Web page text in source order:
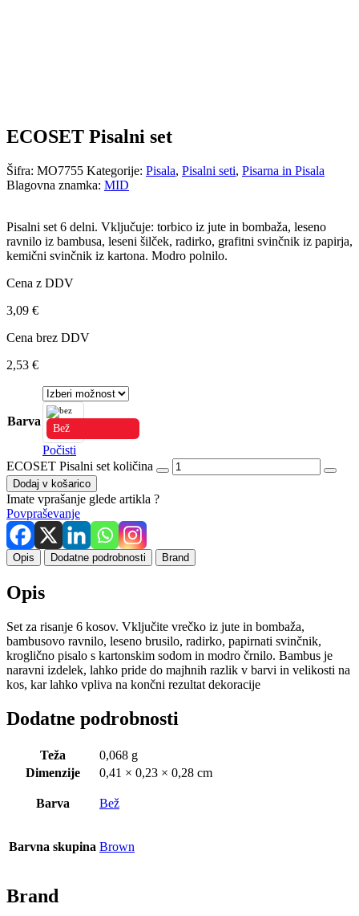
ECOSET Pisalni set
Šifra: MO7755 Kategorije: Pisala, Pisalni seti, Pisarna in Pisala
Blagovna znamka: MID
Pisalni set 6 delni. Vključuje: torbico iz jute in bombaža, leseno
ravnilo iz bambusa, leseni šilček, radirko, grafitni svinčnik iz papirja,
kemični svinčnik iz kartona. Modro polnilo.
Cena z DDV
3,09 €
Cena brez DDV
2,53 €
Barva
Bež
Počisti
ECOSET Pisalni set količina
Dodaj v košarico
Imate vprašanje glede artikla ?
Povpraševanje
Opis Dodatne podrobnosti Brand
Opis
Set za risanje 6 kosov. Vključite vrečko iz jute in bombaža,
bambusovo ravnilo, leseno brusilo, radirko, papirnati svinčnik,
kroglično pisalo s kartonskim sodom in modro črnilo. Bambus je
naravni izdelek, lahko pride do majhnih razlik v barvi in velikosti na
kos, kar lahko vpliva na končni rezultat dekoracije
Dodatne podrobnosti
Teža
0,068 g
Dimenzije
0,41 × 0,23 × 0,28 cm
Barva Bež
Barvna skupina Brown
Brand